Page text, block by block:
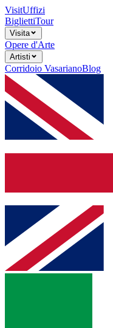
VisitUffizi
BigliettiTour
Visita
Opere d'Arte
Artisti
Corridoio VasarianoBlog